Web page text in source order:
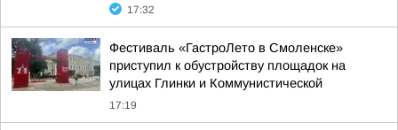
17:32
Фестиваль «ГастроЛето в Смоленске»
приступил к обустройству площадок на
улицах Глинки и Коммунистической
17:19